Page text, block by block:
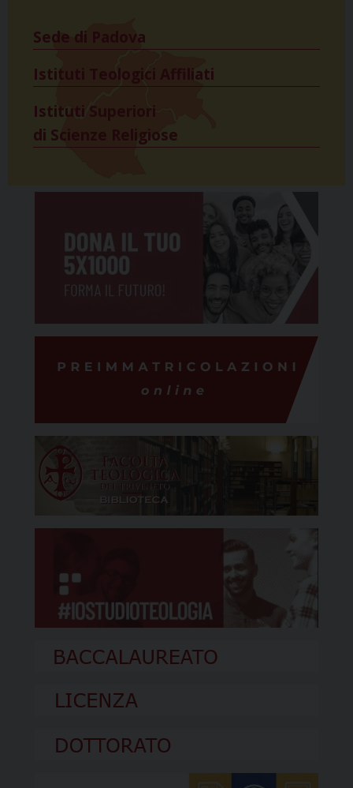
Sede di Padova
Istituti Teologici Affiliati
Istituti Superiori
di Scienze Religiose